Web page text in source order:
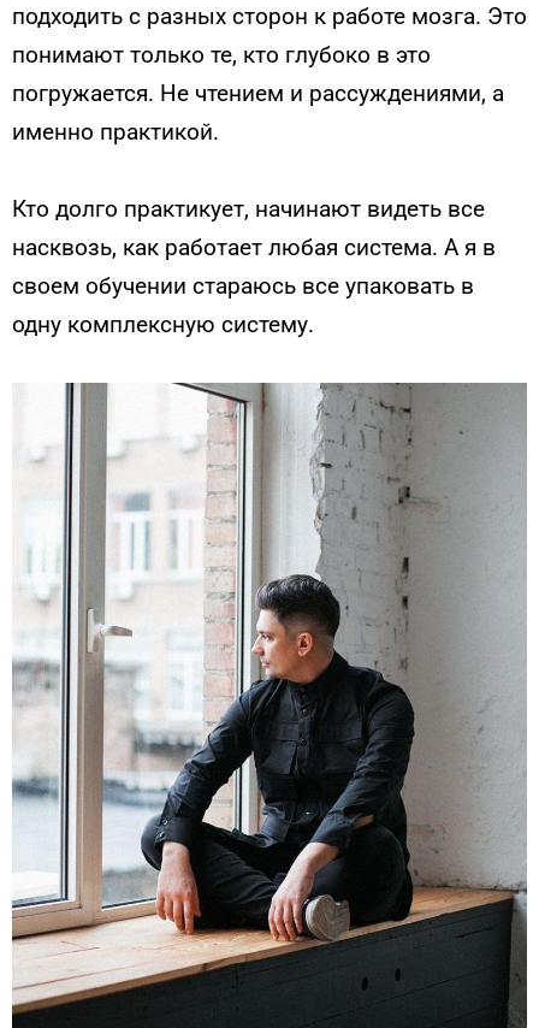
подходить с разных сторон к работе мозга. Это
понимают только те, кто глубоко в это
погружается. Не чтением и рассуждениями, а
именно практикой.
Кто долго практикует, начинают видеть все
насквозь, как работает любая система. А я в
своем обучении стараюсь все упаковать в
одну комплексную систему.